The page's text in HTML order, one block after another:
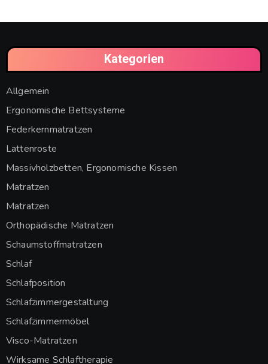
Kategorien
Allgemein
Ergonomische Bettsysteme
Federkernmatratzen
Lattenroste
Massivholzbetten, Ergonomische Kissen
Matratzen
Matratzen
Orthopädische Matratzen
Schaumstoffmatratzen
Schlaf
Schlafposition
Schlafzimmergestaltung
Schlafzimmermöbel
Visco-Matratzen
Wirksame Schlaftherapie